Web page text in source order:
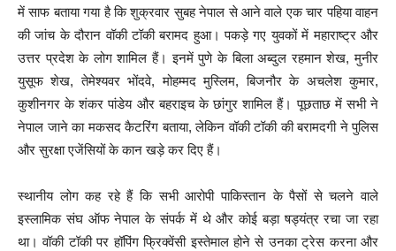
में साफ बताया गया है कि शुक्रवार सुबह नेपाल से आने वाले एक चार पहिया वाहन
की जांच के दौरान वॉकी टॉकी बरामद हुआ। पकड़े गए युवकों में महाराष्ट्र और
उत्तर प्रदेश के लोग शामिल हैं। इनमें पुणे के बिला अब्दुल रहमान शेख, मुनीर
युसूफ शेख, तेमेश्यवर भोंदवे, मोहम्मद मुस्लिम, बिजनौर के अचलेश कुमार,
कुशीनगर के शंकर पांडेय और बहराइच के छांगुर शामिल हैं। पूछताछ में सभी ने
नेपाल जाने का मकसद कैटरिंग बताया, लेकिन वॉकी टॉकी की बरामदगी ने पुलिस
और सुरक्षा एजेंसियों के कान खड़े कर दिए हैं।
स्थानीय लोग कह रहे हैं कि सभी आरोपी पाकिस्तान के पैसों से चलने वाले
इस्लामिक संघ ऑफ नेपाल के संपर्क में थे और कोई बड़ा षड्यंत्र रचा जा रहा
था। वॉकी टॉकी पर हॉपिंग फ्रिक्वेंसी इस्तेमाल होने से उनका ट्रेस करना और